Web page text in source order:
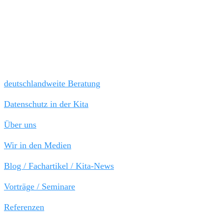
deutschlandweite Beratung
Datenschutz in der Kita
Über uns
Wir in den Medien
Blog / Fachartikel / Kita-News
Vorträge / Seminare
Referenzen